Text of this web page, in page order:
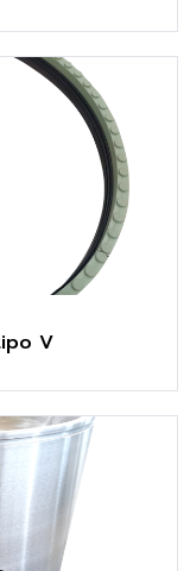
V